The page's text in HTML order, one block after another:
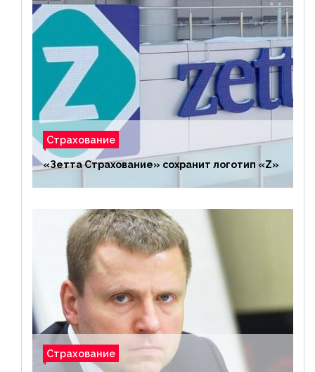
Страхование
«Зетта Страхование» сохранит логотип «Z»
Страхование